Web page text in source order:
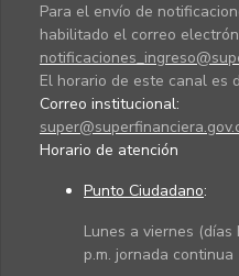
Para el envío de
habilitado el correo
El horario de este canal es
Correo institucional:
Horario de atención
Punto Ciudadano:
Lunes a viernes (días
p.m. jornada continua